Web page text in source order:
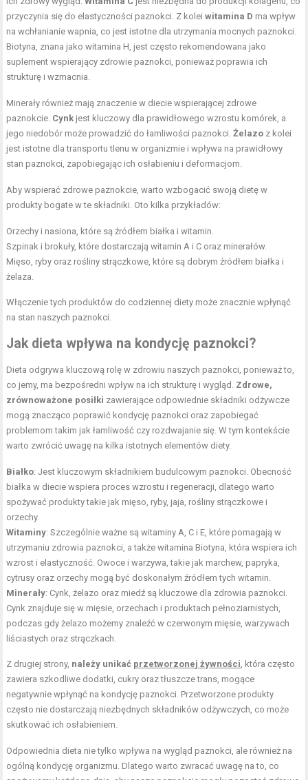
przyczynia się do elastyczności paznokci. Z koleiwitamina D ma wpływ
na wchłanianie wapnia, co jest istotne dla utrzymania mocnych paznokci.
Biotyna, znana jako witamina H, jest często rekomendowana jako
suplement wspierający zdrowie paznokci, ponieważ poprawia ich
strukturę i wzmacnia.
Minerały również mają znaczenie w diecie wspierającej zdrowe
paznokcie. Cynk jest kluczowy dla prawidłowego wzrostu komórek, a
jego niedobór może prowadzić do łamliwości paznokci.Żelazo z kolei
jest istotne dla transportu tlenu w organizmie i wpływa na prawidłowy
stan paznokci, zapobiegając ich osłabieniu i deformacjom.
Aby wspierać zdrowe paznokcie, warto wzbogacić swoją dietę w
produkty bogate w te składniki. Oto kilka przykładów:
Orzechy i nasiona, które są źródłem białka i witamin.
Szpinak i brokuły, które dostarczają witamin A i C oraz minerałów.
Mięso, ryby oraz rośliny strączkowe, które są dobrym źródłem białka i
żelaza.
Włączenie tych produktów do codziennej diety może znacznie wpłynąć
na stan naszych paznokci.
Jak dieta wpływa na kondycję paznokci?
Dieta odgrywa kluczową rolę w zdrowiu naszych paznokci, ponieważ to,
co jemy, ma bezpośredni wpływ na ich strukturę i wygląd. Zdrowe,
zrównoważone posiłki zawierające odpowiednie składniki odżywcze
mogą znacząco poprawić kondycję paznokci oraz zapobiegać
problemom takim jak łamliwość czy rozdwajanie się. W tym kontekście
warto zwrócić uwagę na kilka istotnych elementów diety.
Białko: Jest kluczowym składnikiem budulcowym paznokci. Obecność
białka w diecie wspiera proces wzrostu i regeneracji, dlatego warto
spożywać produkty takie jak mięso, ryby, jaja, rośliny strączkowe i
orzechy.
Witaminy: Szczególnie ważne są witaminy A, C i E, które pomagają w
utrzymaniu zdrowia paznokci, a także witamina Biotyna, która wspiera ich
wzrost i elastyczność. Owoce i warzywa, takie jak marchew, papryka,
cytrusy oraz orzechy mogą być doskonałym źródłem tych witamin.
Minerały: Cynk, żelazo oraz miedź są kluczowe dla zdrowia paznokci.
Cynk znajduje się w mięsie, orzechach i produktach pełnoziarnistych,
podczas gdy żelazo możemy znaleźć w czerwonym mięsie, warzywach
liściastych oraz strączkach.
Z drugiej strony, należy unikać przetworzonej żywności, która często
zawiera szkodliwe dodatki, cukry oraz tłuszcze trans, mogące
negatywnie wpłynąć na kondycję paznokci. Przetworzone produkty
często nie dostarczają niezbędnych składników odżywczych, co może
skutkować ich osłabieniem.
Odpowiednia dieta nie tylko wpływa na wygląd paznokci, ale również na
ogólną kondycję organizmu. Dlatego warto zwracać uwagę na to, co